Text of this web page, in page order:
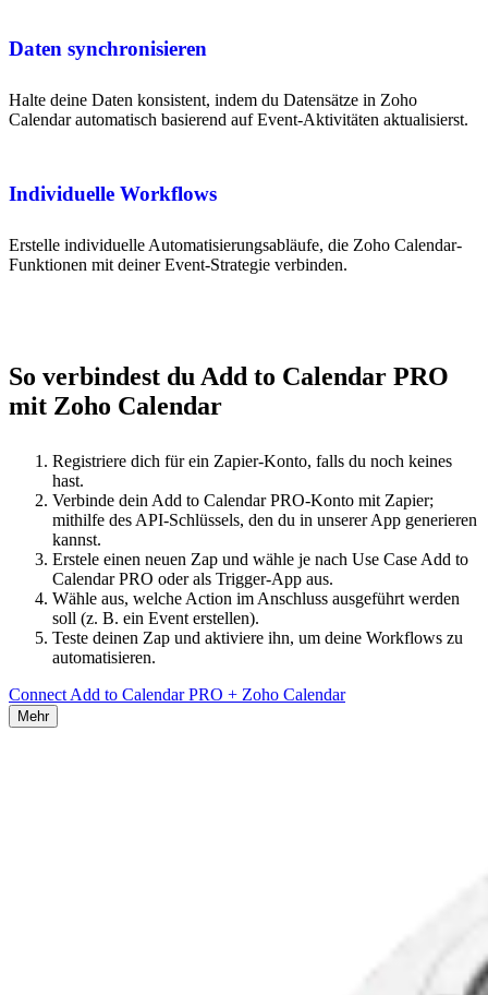
Daten synchronisieren
Halte deine Daten konsistent, indem du Datensätze in Zoho
Calendar automatisch basierend auf Event-Aktivitäten aktualisierst.
Individuelle Workflows
Erstelle individuelle Automatisierungsabläufe, die Zoho Calendar-
Funktionen mit deiner Event-Strategie verbinden.
So verbindest du Add to Calendar PRO
mit Zoho Calendar
Registriere dich für ein Zapier-Konto, falls du noch keines
hast.
Verbinde dein Add to Calendar PRO-Konto mit Zapier;
mithilfe des API-Schlüssels, den du in unserer App generieren
kannst.
Erstele einen neuen Zap und wähle je nach Use Case Add to
Calendar PRO oder als Trigger-App aus.
Wähle aus, welche Action im Anschluss ausgeführt werden
soll (z. B. ein Event erstellen).
Teste deinen Zap und aktiviere ihn, um deine Workflows zu
automatisieren.
Connect Add to Calendar PRO + Zoho Calendar
Mehr